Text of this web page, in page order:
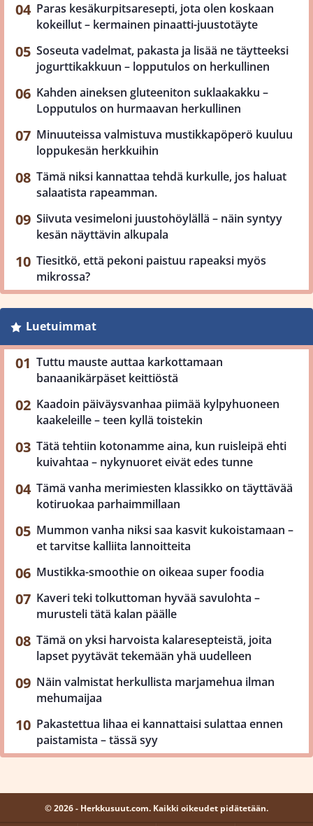
Paras kesäkurpitsaresepti, jota olen koskaan
kokeillut – kermainen pinaatti-juustotäyte
Soseuta vadelmat, pakasta ja lisää ne täytteeksi
jogurttikakkuun – lopputulos on herkullinen
Kahden aineksen gluteeniton suklaakakku –
Lopputulos on hurmaavan herkullinen
Minuuteissa valmistuva mustikkapöperö kuuluu
loppukesän herkkuihin
Tämä niksi kannattaa tehdä kurkulle, jos haluat
salaatista rapeamman.
Siivuta vesimeloni juustohöylällä – näin syntyy
kesän näyttävin alkupala
Tiesitkö, että pekoni paistuu rapeaksi myös
mikrossa?
Luetuimmat
Tuttu mauste auttaa karkottamaan
banaanikärpäset keittiöstä
Kaadoin päiväysvanhaa piimää kylpyhuoneen
kaakeleille – teen kyllä toistekin
Tätä tehtiin kotonamme aina, kun ruisleipä ehti
kuivahtaa – nykynuoret eivät edes tunne
Tämä vanha merimiesten klassikko on täyttävää
kotiruokaa parhaimmillaan
Mummon vanha niksi saa kasvit kukoistamaan –
et tarvitse kalliita lannoitteita
Mustikka-smoothie on oikeaa super foodia
Kaveri teki tolkuttoman hyvää savulohta –
murusteli tätä kalan päälle
Tämä on yksi harvoista kalaresepteistä, joita
lapset pyytävät tekemään yhä uudelleen
Näin valmistat herkullista marjamehua ilman
mehumaijaa
Pakastettua lihaa ei kannattaisi sulattaa ennen
paistamista – tässä syy
© 2026 - Herkkusuut.com. Kaikki oikeudet pidätetään.